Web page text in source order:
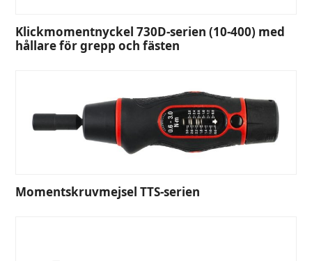
Klickmomentnyckel 730D-serien (10-400) med
hållare för grepp och fästen
Momentskruvmejsel TTS-serien